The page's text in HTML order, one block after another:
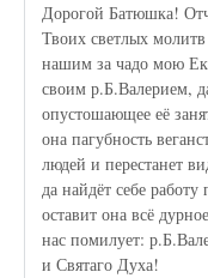
Дорогой Батюшка!
Твоих светлых
нашим за чадо мою
своим р.Б.Валерием,
опустошающее её
она пагубность
людей и перестанет
да найдёт себе
оставит она всё
нас помилует:
и Святаго Духа!